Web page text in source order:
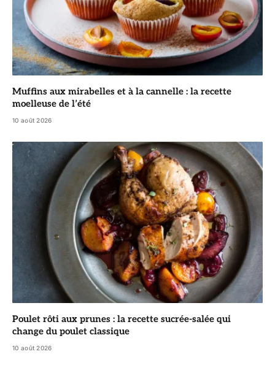
Muffins aux mirabelles et à la cannelle : la recette
moelleuse de l’été
10 août 2026
Poulet rôti aux prunes : la recette sucrée-salée qui
change du poulet classique
10 août 2026